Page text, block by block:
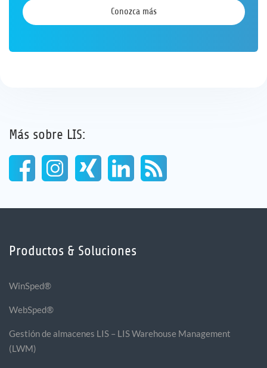
Conozca más
Más sobre LIS:
Productos & Soluciones
WinSped®
WebSped®
Gestión de almacenes LIS – LIS Warehouse Management
(LWM)